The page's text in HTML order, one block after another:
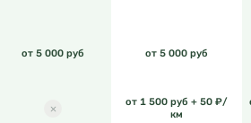
от 5 000 руб от 5 000 руб
от 1 500 руб + 50 ₽/
км